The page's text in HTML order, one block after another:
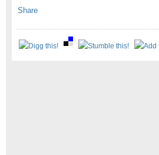
Share